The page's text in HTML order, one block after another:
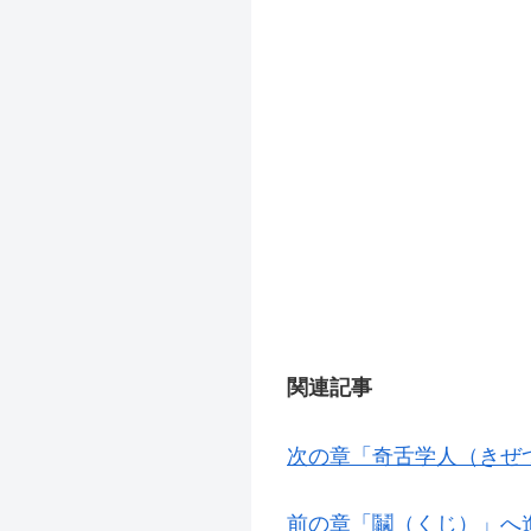
関連記事
次の章「奇舌学人（きぜ
前の章「鬮（くじ）」へ